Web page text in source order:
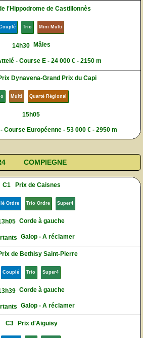
l'Hippodrome de Castillonnès
Trio Mini Multi
14h30 Mâles
- Course E - 24 000 € - 2150 m
Dynavena-Grand Prix du Capi
Multi Quarté Régional
15h05
Course Européenne - 53 000 € - 2950 m
COMPIEGNE
C1 Prix de Caisnes
Ordre Trio Ordre Super4
Corde à gauche
Galop - A réclamer
de Bethisy Saint-Pierre
Couplé Trio Super4
Corde à gauche
Galop - A réclamer
C3 Prix d'Aiguisy